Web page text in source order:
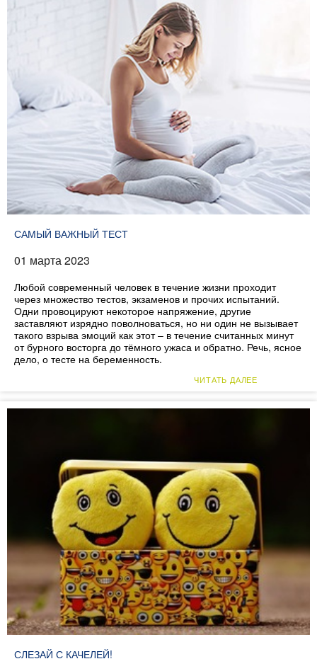
САМЫЙ ВАЖНЫЙ ТЕСТ
01 марта 2023
Любой современный человек в течение жизни проходит
через множество тестов, экзаменов и прочих испытаний.
Одни провоцируют некоторое напряжение, другие
заставляют изрядно поволноваться, но ни один не вызывает
такого взрыва эмоций как этот – в течение считанных минут
от бурного восторга до тёмного ужаса и обратно. Речь, ясное
дело, о тесте на беременность.
ЧИТАТЬ ДАЛЕЕ
СЛЕЗАЙ С КАЧЕЛЕЙ!